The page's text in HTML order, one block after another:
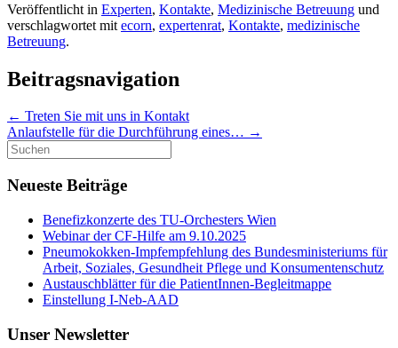
Veröffentlicht in Experten, Kontakte, Medizinische Betreuung und
verschlagwortet mit ecorn, expertenrat, Kontakte, medizinische
Betreuung.
Beitragsnavigation
← Treten Sie mit uns in Kontakt
Anlaufstelle für die Durchführung eines… →
Suche
nach:
Neueste Beiträge
Benefizkonzerte des TU-Orchesters Wien
Webinar der CF-Hilfe am 9.10.2025
Pneumokokken-Impfempfehlung des Bundesministeriums für
Arbeit, Soziales, Gesundheit Pflege und Konsumentenschutz
Austauschblätter für die PatientInnen-Begleitmappe
Einstellung I-Neb-AAD
Unser Newsletter